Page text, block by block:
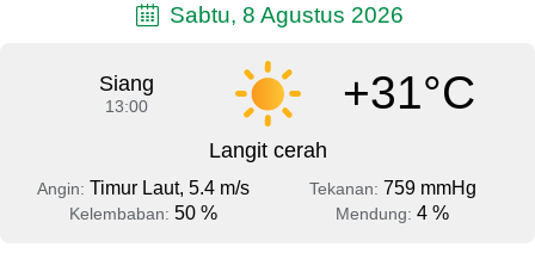
Sabtu, 8 Agustus 2026
Siang
13:00 +31°C
Langit cerah
Angin: Timur Laut, 5.4 m/s Tekanan: 759 mmHg
Kelembaban: 50 % Mendung: 4 %